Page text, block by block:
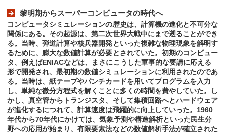
黎明期からスーパーコンピュータの時代へ
コンピュータシミュレーションの歴史は、計算機の進化と不可分な
関係にある。その起源は、第二次世界大戦中にまで遡ることができ
る。当時、弾道計算や核兵器開発といった複雑な物理現象を解明す
るために、膨大な数値計算が必要とされていた。初期のコンピュー
タ、例えばENIACなどは、まさにこうした軍事的な要請に応える
形で開発され、最初期の数値シミュレーションに利用されたのであ
る。当時は、紙テープやパンチカードを用いてプログラムを入力
し、単純な微分方程式を解くことに多くの時間を費やしていた。し
かし、真空管からトランジスタ、そして集積回路へとハードウェア
が進化するにつれて、計算速度は飛躍的に向上していった。1960
年代から70年代にかけては、気象予測や構造解析といった民生分
野への応用が始まり、有限要素法などの数値解析手法が確立された